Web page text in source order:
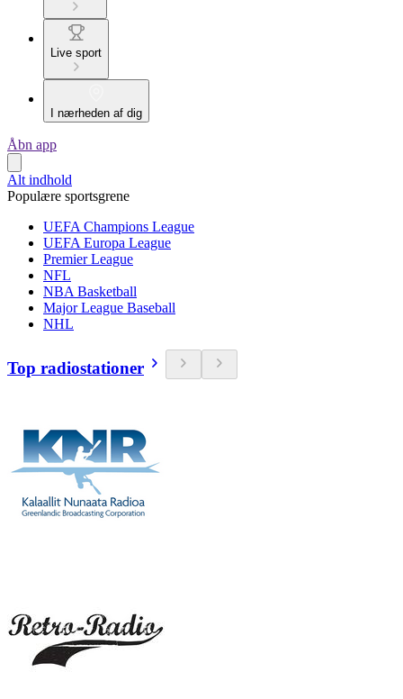
Live sport
I nærheden af dig
Åbn app
Alt indhold
Populære sportsgrene
UEFA Champions League
UEFA Europa League
Premier League
NFL
NBA Basketball
Major League Baseball
NHL
Top radiostationer